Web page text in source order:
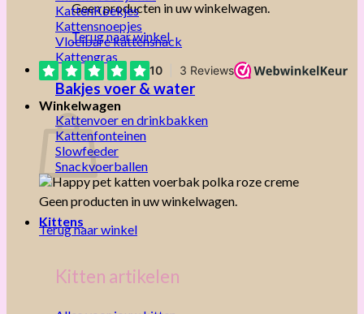
Geen producten in uw winkelwagen.
Terug naar winkel
Winkelwagen
Geen producten in uw winkelwagen.
Terug naar winkel
KattenKoekjes
Kattensnoepjes
Vloeibare kattensnack
Kattengras
Bakjes voer & water
Kattenvoer en drinkbakken
Kattenfonteinen
Slowfeeder
Snackvoerballen
Kittens
Kitten artikelen